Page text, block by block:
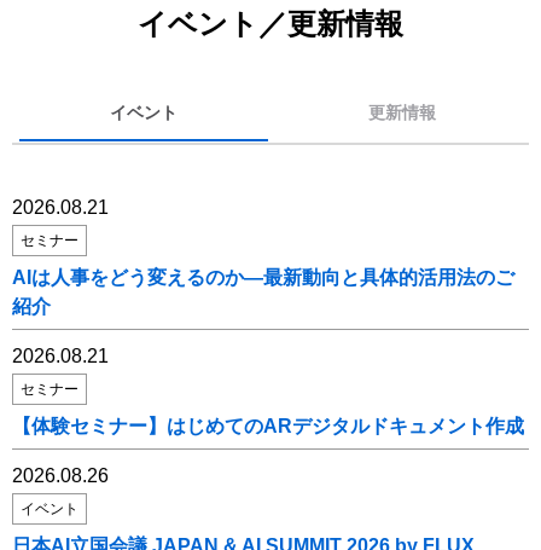
イベント／更新情報
イベント 更新情報
2026.08.21
セミナー
AIは人事をどう変えるのか―最新動向と具体的活用法のご
紹介
2026.08.21
セミナー
【体験セミナー】はじめてのARデジタルドキュメント作成
2026.08.26
イベント